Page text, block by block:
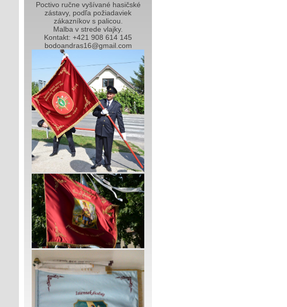
Poctivo ručne vyšívané hasičské
zástavy, podľa požiadaviek
zákazníkov s palicou.
Malba v strede vlajky.
Kontakt: +421 908 614 145
bodoandras16@gmail.com